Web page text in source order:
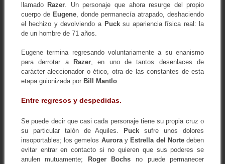
llamadoRazer . Un personaje que ahora resurge del propio
cuerpo de Eugene, donde permanecía atrapado, deshaciendo
el hechizo y devolviendo a Pucksu apariencia física real: la
de un hombre de 71 años.
Eugene termina regresando voluntariamente a su enanismo
para derrotar a
Razer, en uno de tantos desenlaces de
carácter aleccionador o ético, otra de las constantes de esta
etapa guionizada por Bill Mantlo.
Entre regresos y despedidas.
Se puede decir que casi cada personaje tiene su propia cruz o
su particular talón de Aquiles.Puck sufre unos dolores
insoportables; los gemelos AurorayEstrella del Nortedeben
evitar entrar en contacto si no quieren que sus poderes se
anulen mutuamente; Roger Bochs no puede permanecer